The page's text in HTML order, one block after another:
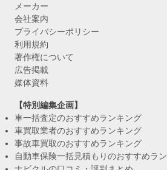
メーカー
会社案内
プライバシーポリシー
利用規約
著作権について
広告掲載
媒体資料
【特別編集企画】
車一括査定のおすすめランキング
車買取業者のおすすめランキング
事故車買取のおすすめランキング
自動車保険一括見積もりのおすすめラ